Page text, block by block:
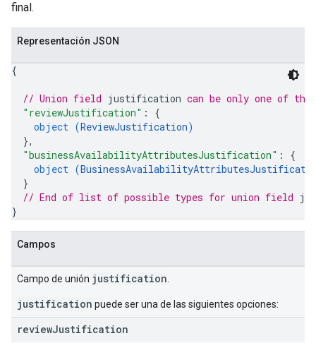
final.
Representación JSON
{
// Union field justification can be only one of
"reviewJustification" : {
object (ReviewJustification)
},
"businessAvailabilityAttributesJustification" : {
object (
}
// End of list of possible types for union field
}
Campos
Campo de unión justification
justification puede ser una de las siguientes opciones:
reviewJustification